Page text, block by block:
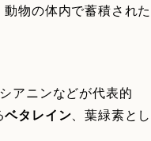
物の体内で蓄積された
アニンなどが代表的
ベタレイン、葉緑素とし